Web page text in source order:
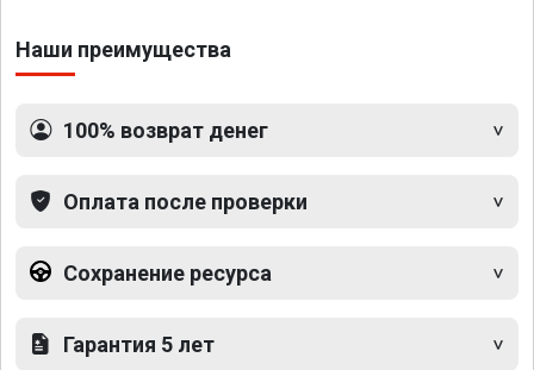
Наши преимущества
100% возврат денег
Оплата после проверки
Сохранение ресурса
Гарантия 5 лет